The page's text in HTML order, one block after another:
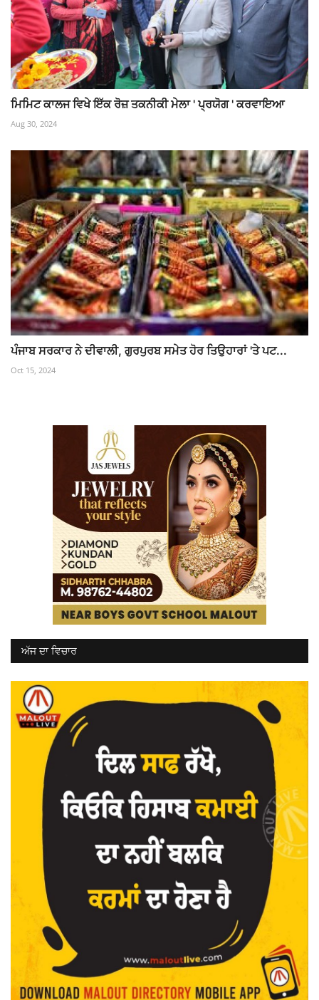
ਮਿਮਿਟ ਕਾਲਜ ਵਿਖੇ ਇੱਕ ਰੋਜ਼ ਤਕਨੀਕੀ ਮੇਲਾ ' ਪ੍ਰਯੋਗ ' ਕਰਵਾਇਆ
Aug 30, 2024
ਪੰਜਾਬ ਸਰਕਾਰ ਨੇ ਦੀਵਾਲੀ, ਗੁਰਪੁਰਬ ਸਮੇਤ ਹੋਰ ਤਿਉਹਾਰਾਂ 'ਤੇ ਪਟ...
Oct 15, 2024
ਅੱਜ ਦਾ ਵਿਚਾਰ